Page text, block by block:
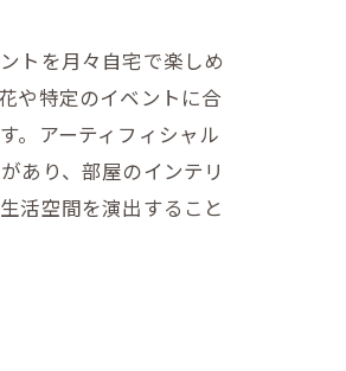
トを月々自宅で楽しめ
や特定のイベントに合
。アーティフィシャル
あり、部屋のインテリ
活空間を演出すること